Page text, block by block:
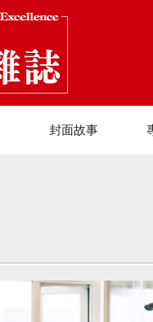
封面故事